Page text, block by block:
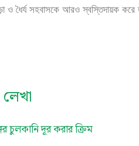
ও ধৈর্য সহবাসকে আরও স্বস্তিদায়ক করে